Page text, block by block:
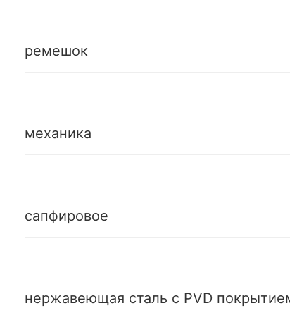
ремешок
механика
сапфировое
нержавеющая сталь с PVD